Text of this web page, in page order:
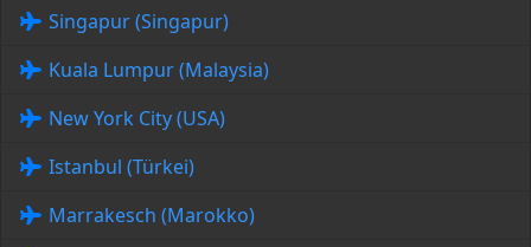
Singapur (Singapur)
Kuala Lumpur (Malaysia)
New York City (USA)
Istanbul (Türkei)
Marrakesch (Marokko)